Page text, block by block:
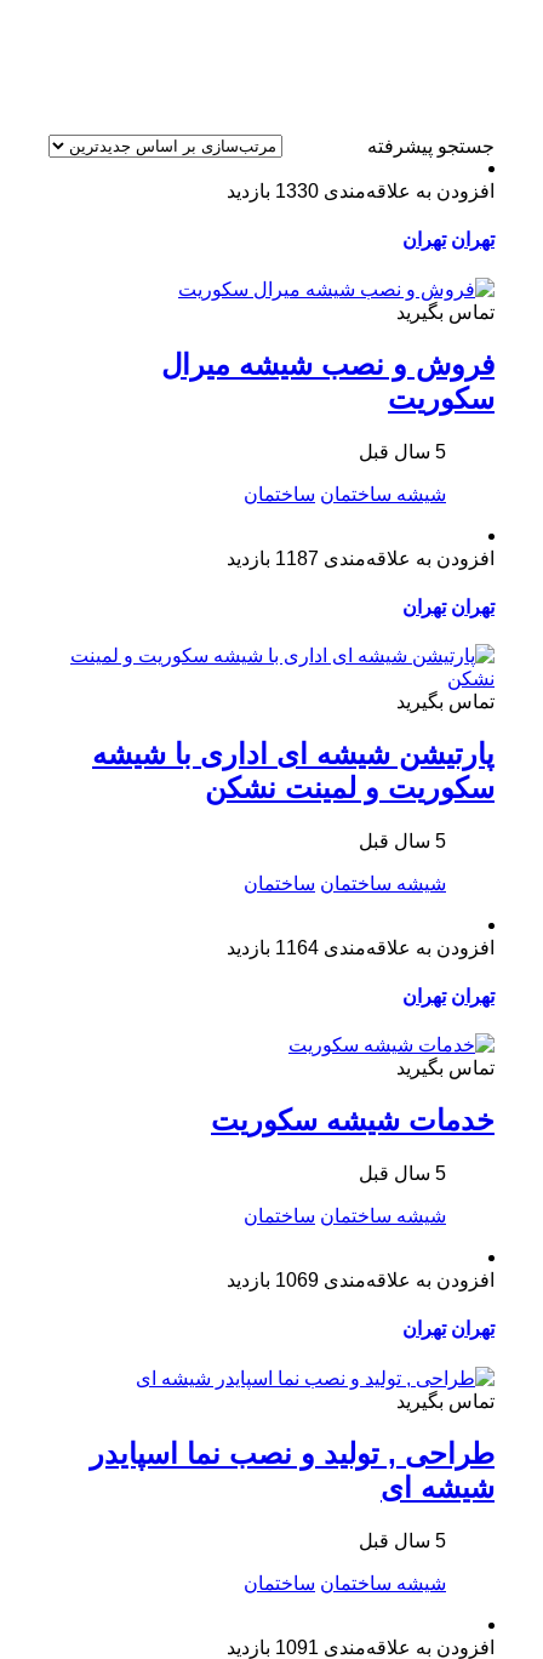
جستجو پیشرفته
افزودن به علاقه‌مندی 1330 بازدید
تهران تهران
تماس بگیرید
فروش و نصب شیشه میرال
سکوریت
5 سال قبل
شیشه ساختمان ساختمان
افزودن به علاقه‌مندی 1187 بازدید
تهران تهران
تماس بگیرید
پارتیشن شیشه ای اداری با شیشه
سکوریت و لمینت نشکن
5 سال قبل
شیشه ساختمان ساختمان
افزودن به علاقه‌مندی 1164 بازدید
تهران تهران
تماس بگیرید
خدمات شیشه سکوریت
5 سال قبل
شیشه ساختمان ساختمان
افزودن به علاقه‌مندی 1069 بازدید
تهران تهران
تماس بگیرید
طراحی , تولید و نصب نما اسپایدر
شیشه ای
5 سال قبل
شیشه ساختمان ساختمان
افزودن به علاقه‌مندی 1091 بازدید